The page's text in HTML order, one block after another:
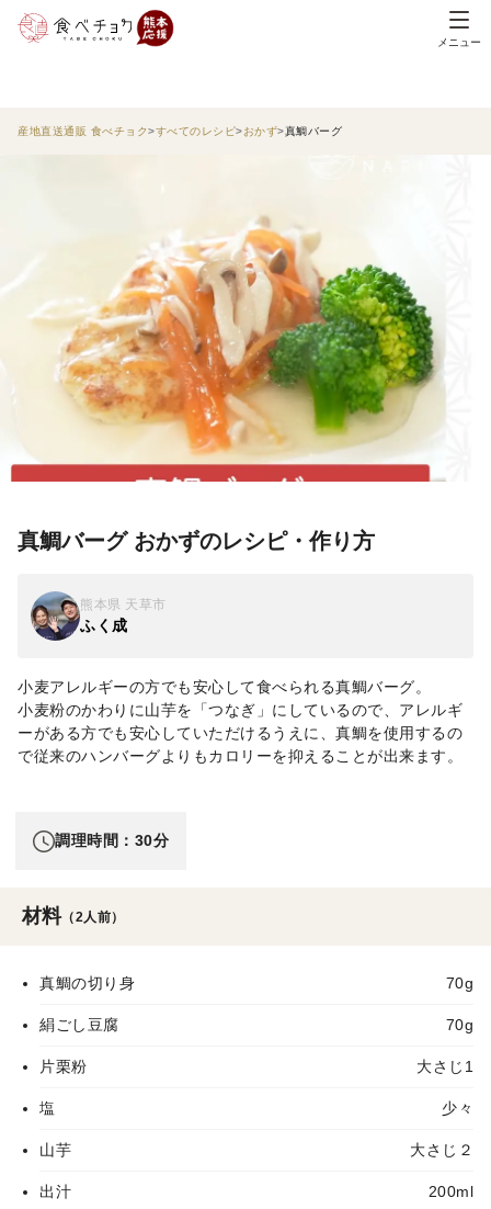
メニュー
産地直送通販 食べチョク すべてのレシピ おかず 真鯛バーグ
真鯛バーグ おかずのレシピ・作り方
熊本県 天草市
ふく成
小麦アレルギーの方でも安心して食べられる真鯛バーグ。
小麦粉のかわりに山芋を「つなぎ」にしているので、アレルギ
ーがある方でも安心していただけるうえに、真鯛を使用するの
で従来のハンバーグよりもカロリーを抑えることが出来ます。
材料（2人前）
真鯛の切り身 70g
絹ごし豆腐 70g
片栗粉 大さじ1
塩 少々
山芋 大さじ２
出汁 200ml
調理時間：30分